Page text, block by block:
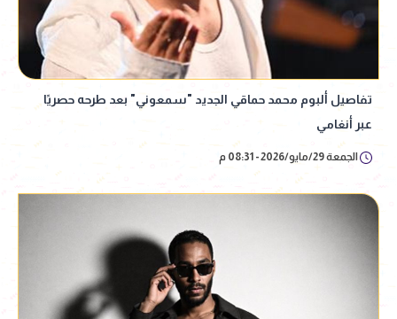
تفاصيل ألبوم محمد حماقي الجديد "سمعوني" بعد طرحه حصريًا
عبر أنغامي
الجمعة 29/مايو/2026 - 08:31 م